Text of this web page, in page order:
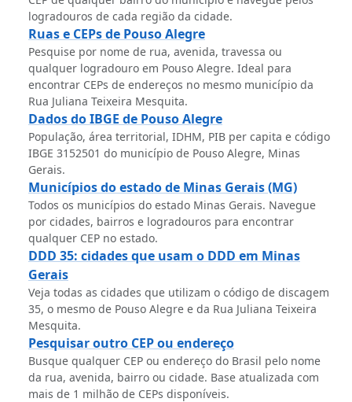
logradouros de cada região da cidade.
Ruas e CEPs de Pouso Alegre
Pesquise por nome de rua, avenida, travessa ou
qualquer logradouro em Pouso Alegre. Ideal para
encontrar CEPs de endereços no mesmo município da
Rua Juliana Teixeira Mesquita.
Dados do IBGE de Pouso Alegre
População, área territorial, IDHM, PIB per capita e código
IBGE 3152501 do município de Pouso Alegre, Minas
Gerais.
Municípios do estado de Minas Gerais (MG)
Todos os municípios do estado Minas Gerais. Navegue
por cidades, bairros e logradouros para encontrar
qualquer CEP no estado.
DDD 35: cidades que usam o DDD em Minas
Gerais
Veja todas as cidades que utilizam o código de discagem
35, o mesmo de Pouso Alegre e da Rua Juliana Teixeira
Mesquita.
Pesquisar outro CEP ou endereço
Busque qualquer CEP ou endereço do Brasil pelo nome
da rua, avenida, bairro ou cidade. Base atualizada com
mais de 1 milhão de CEPs disponíveis.